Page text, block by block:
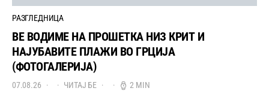
РАЗГЛЕДНИЦА
ВЕ ВОДИМЕ НА ПРОШЕТКА НИЗ КРИТ И
НАЈУБАВИТЕ ПЛАЖИ ВО ГРЦИЈА
(ФОТОГАЛЕРИЈА)
07.08.26 ЧИТАЈ БЕ 2 MIN